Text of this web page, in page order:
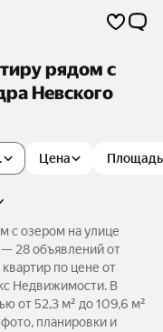
рядом с
Невского
Цена Площадь
с озером на улице
28 объявлений от
по цене от
Недвижимости. В
от 52,3 м² до 109,6 м²
планировки и